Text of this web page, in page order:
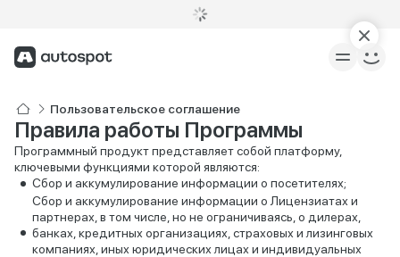
Пользовательское соглашение
Правила работы Программы
Программный продукт представляет собой платформу,
ключевыми функциями которой являются:
Сбор и аккумулирование информации о посетителях;
Сбор и аккумулирование информации о Лицензиатах и
партнерах, в том числе, но не ограничиваясь, о дилерах,
банках, кредитных организациях, страховых и лизинговых
компаниях, иных юридических лицах и индивидуальных